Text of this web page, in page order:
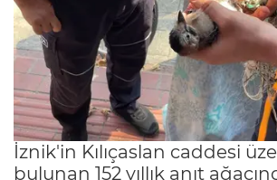
İznik'in Kılıçaslan caddesi
bulunan 152 yıllık anıt